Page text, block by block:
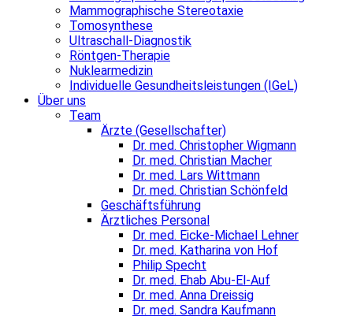
Mammographische Stereotaxie
Tomosynthese
Ultraschall-Diagnostik
Röntgen-Therapie
Nuklearmedizin
Individuelle Gesundheitsleistungen (IGeL)
Über uns
Team
Ärzte (Gesellschafter)
Dr. med. Christopher Wigmann
Dr. med. Christian Macher
Dr. med. Lars Wittmann
Dr. med. Christian Schönfeld
Geschäftsführung
Ärztliches Personal
Dr. med. Eicke-Michael Lehner
Dr. med. Katharina von Hof
Philip Specht
Dr. med. Ehab Abu-El-Auf
Dr. med. Anna Dreissig
Dr. med. Sandra Kaufmann